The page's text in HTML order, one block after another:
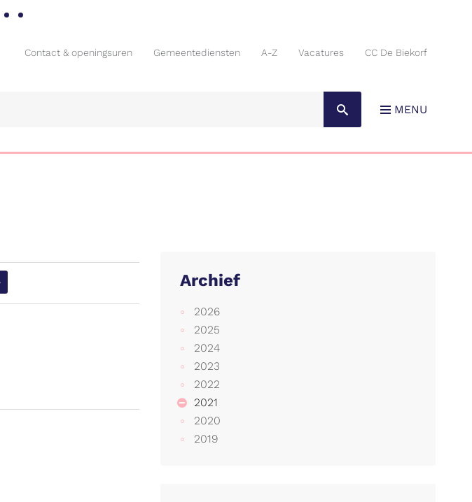
Naar
MENU
Contact & openingsuren Gemeentediensten A-Z Vacatures CC De Biekorf
Archief
2026
2025
2024
2023
2022
2021
2020
2019